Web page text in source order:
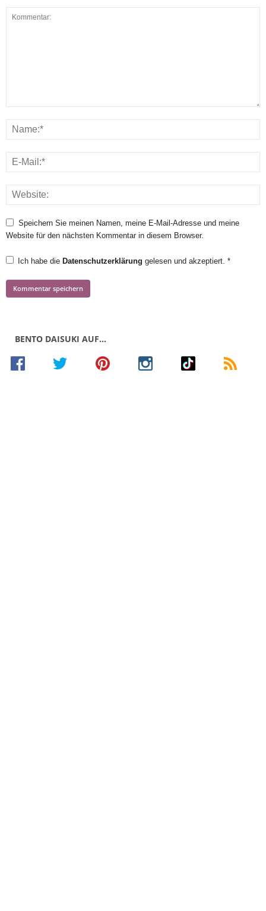
Speichern Sie meinen Namen, meine E-Mail-Adresse und meine
Website für den nächsten Kommentar in diesem Browser.
Ich habe die Datenschutzerklärung gelesen und akzeptiert. *
BENTO DAISUKI AUF…